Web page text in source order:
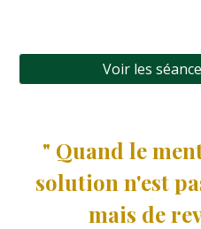
Voir les
" Quand le
solution n'est
mais de